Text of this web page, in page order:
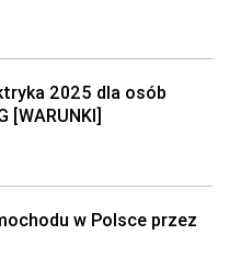
2025 dla osób
[WARUNKI]
w Polsce przez